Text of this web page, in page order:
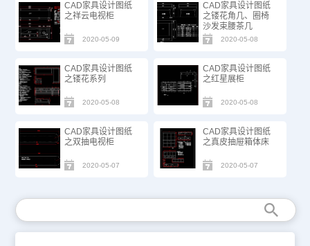
CAD家具设计图纸
之祥云电视柜
2020-05-09
CAD家具设计图纸
之镂花角几、圈椅
沙发束腰茶几
2020-05-08
CAD家具设计图纸
之镂花系列
2020-05-08
CAD家具设计图纸
之红星展柜
2020-05-08
CAD家具设计图纸
之双抽电视柜
2020-05-07
CAD家具设计图纸
之真皮抽屉箱体床
2020-05-07